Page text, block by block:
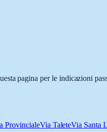
pagina per le indicazioni
ProvincialeVia TaleteVia Santa